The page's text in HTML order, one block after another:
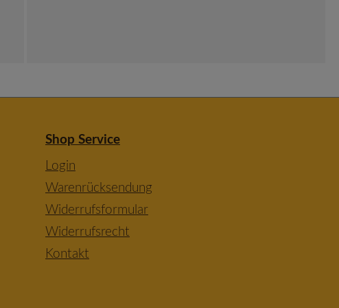
Shop Service
Login
Warenrücksendung
Widerrufsformular
Widerrufsrecht
Kontakt